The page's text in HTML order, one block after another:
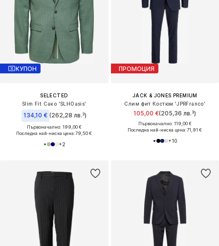
КУПОН
SELECTED
Slim Fit Сако 'SLHOasis'
134,10 € (262,28 лв.³)
Първоначално: 199,00 €
Последна най-ниска цена:79,50 €
+2
ПРОМОЦИЯ
JACK & JONES PREMIUM
Слим фит Костюм 'JPRFranco'
105,00 €(205,36 лв.³)
Първоначално: 119,00 €
Последна най-ниска цена:71,91 €
+10